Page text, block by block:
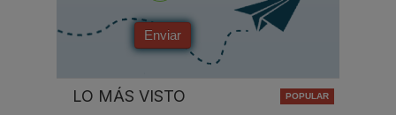
Enviar
LO MÁS VISTO